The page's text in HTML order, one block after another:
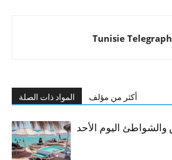
Tunisie Telegraph
المواد ذات الصلة أكثر من مؤلف
اليوم الأحد